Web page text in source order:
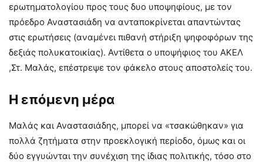
ερωτηματολογίου προς τους δυο υποψηφίους, με τον
πρόεδρο Αναστασιάδη να ανταποκρίνεται απαντώντας
στις ερωτήσεις (αναμένει πιθανή στήριξη ψηφοφόρων της
δεξιάς πολυκατοικίας). Αντίθετα ο υποψήφιος του ΑΚΕΛ
,Στ. Μαλάς, επέστρεψε τον φάκελο στους αποστολείς του.
Η επόμενη μέρα
Μαλάς και Αναστασιάδης, μπορεί να «τσακώθηκαν» για
πολλά ζητήματα στην προεκλογική περίοδο, όμως και οι
δύο εγγυώνται την συνέχιση της ίδιας πολιτικής, τόσο στο